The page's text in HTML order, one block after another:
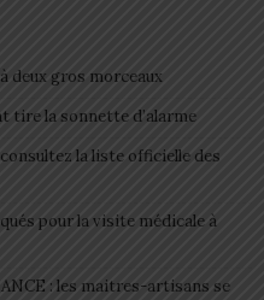
deux gros morceaux
tire la sonnette d’alarme
la liste officielle des
pour la visite médicale à
: les maitres-artisans se